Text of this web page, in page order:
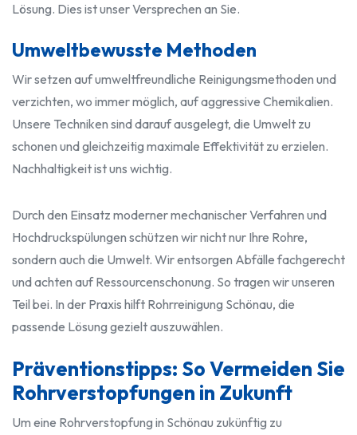
Lösung. Dies ist unser Versprechen an Sie.
Umweltbewusste Methoden
Wir setzen auf umweltfreundliche Reinigungsmethoden und
verzichten, wo immer möglich, auf aggressive Chemikalien.
Unsere Techniken sind darauf ausgelegt, die Umwelt zu
schonen und gleichzeitig maximale Effektivität zu erzielen.
Nachhaltigkeit ist uns wichtig.
Durch den Einsatz moderner mechanischer Verfahren und
Hochdruckspülungen schützen wir nicht nur Ihre Rohre,
sondern auch die Umwelt. Wir entsorgen Abfälle fachgerecht
und achten auf Ressourcenschonung. So tragen wir unseren
Teil bei. In der Praxis hilft Rohrreinigung Schönau, die
passende Lösung gezielt auszuwählen.
Präventionstipps: So Vermeiden Sie
Rohrverstopfungen in Zukunft
Um eine Rohrverstopfung in Schönau zukünftig zu